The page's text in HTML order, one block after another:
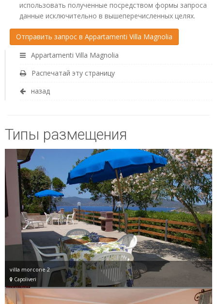
использовать полученные посредством формы запроса
данные исключительно в вышеперечисленных целях.
Appartamenti Villa Magnolia
Распечатай эту страницу
назад
Типы размещения
villa morcone 2
Capoliveri